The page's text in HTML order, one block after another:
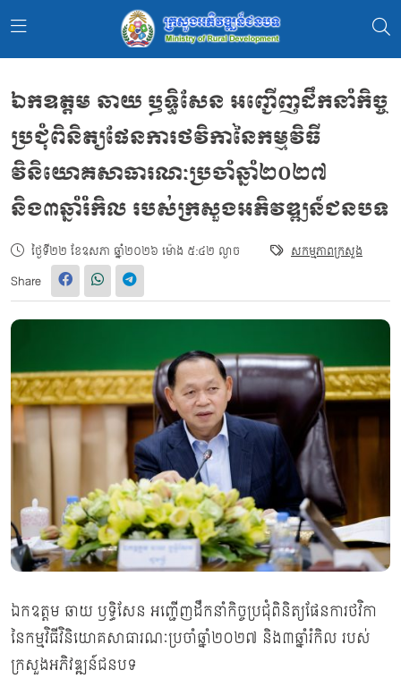
ឯកឧត្ដម ឆាយ ឫទ្ធិសែន អញ្ជើញដឹកនាំកិច្ច
ប្រជុំពិនិត្យផែនការថវិកានៃកម្មវិធី
វិនិយោគសាធារណៈប្រចាំឆ្នាំ២០២៧
និង៣ឆ្នាំរំកិល របស់ក្រសួងអភិវឌ្ឍន៍ជនបទ
ថ្ងៃទី២២ ខែឧសភា ឆ្នាំ២០២៦ ម៉ោង ៥:៤២ ល្ងាច សកម្មភាពក្រសួង
Share
ឯកឧត្ដម ឆាយ ឫទ្ធិសែន អញ្ជើញដឹកនាំកិច្ចប្រជុំពិនិត្យផែនការថវិកា
នៃកម្មវិធីវិនិយោគសាធារណៈប្រចាំឆ្នាំ២០២៧ និង៣ឆ្នាំរំកិល របស់
ក្រសួងអភិវឌ្ឍន៍ជនបទ